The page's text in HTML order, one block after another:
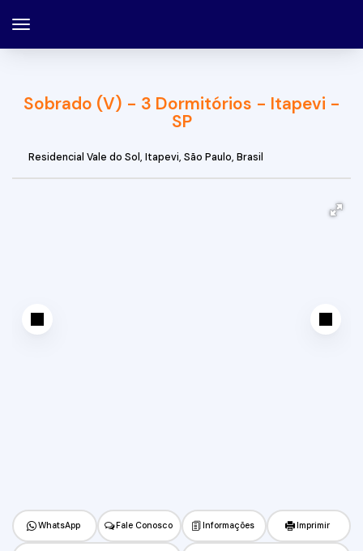
Sobrado (V) - 3 Dormitórios - Itapevi -
SP
Residencial Vale do Sol , Itapevi, São Paulo, Brasil
WhatsApp Fale Conosco Informações Imprimir